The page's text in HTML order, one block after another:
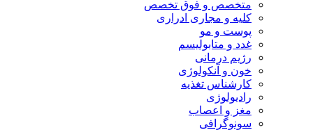
متخصص و فوق تخصص
کلیه و مجاری ادراری
پوست و مو
غدد و متابولیسم
رژیم درمانی
خون و آنکولوژی
کارشناس تغذیه
رادیولوژی
مغز و اعصاب
سونوگرافی